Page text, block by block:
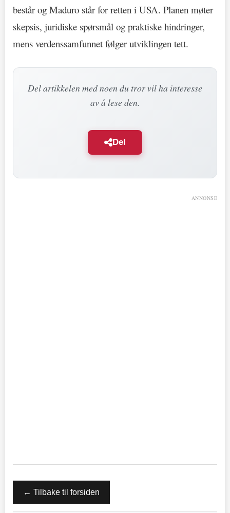
består og Maduro står for retten i USA. Planen møter
skepsis, juridiske spørsmål og praktiske hindringer,
mens verdenssamfunnet følger utviklingen tett.
Del artikkelen med noen du tror vil ha interesse
av å lese den.
Del
ANNONSE
← Tilbake til forsiden